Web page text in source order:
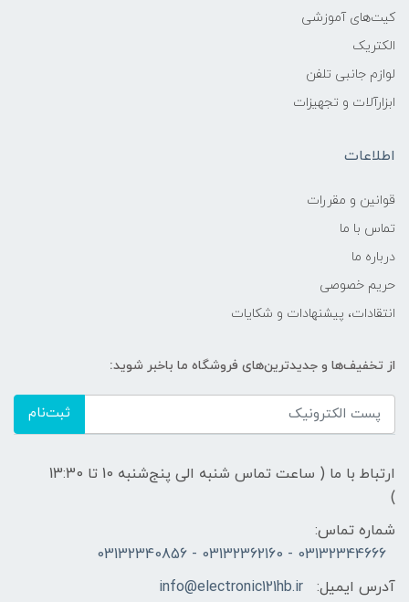
کیت‌های آموزشی
الکتریک
لوازم جانبی تلفن
ابزارآلات و تجهیزات
اطلاعات
قوانين و مقررات
تماس با ما
درباره ما
حریم خصوصی
انتقادات، پیشنهادات و شکایات
از تخفیف‌ها و جدیدترین‌های فروشگاه ما باخبر شوید:
ثبت‌نام
ارتباط با ما ( ساعت تماس شنبه الی پنج‌شنبه 10 تا 13:30
)
شماره تماس:
03132344666 - 03132362160 - 03132340856
آدرس ایمیل:
info@electronic121hb.ir